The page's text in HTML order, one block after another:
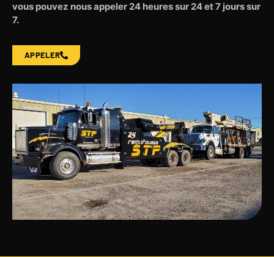
vous pouvez nous appeler 24 heures sur 24 et 7 jours sur
7.
APPELER